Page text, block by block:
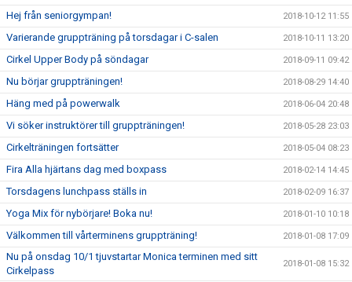
Hej från seniorgympan! 2018-10-12 11:55
Varierande gruppträning på torsdagar i C-salen 2018-10-11 13:20
Cirkel Upper Body på söndagar 2018-09-11 09:42
Nu börjar gruppträningen! 2018-08-29 14:40
Häng med på powerwalk 2018-06-04 20:48
Vi söker instruktörer till gruppträningen! 2018-05-28 23:03
Cirkelträningen fortsätter 2018-05-04 08:23
Fira Alla hjärtans dag med boxpass 2018-02-14 14:45
Torsdagens lunchpass ställs in 2018-02-09 16:37
Yoga Mix för nybörjare! Boka nu! 2018-01-10 10:18
Välkommen till vårterminens gruppträning! 2018-01-08 17:09
Nu på onsdag 10/1 tjuvstartar Monica terminen med sitt
Cirkelpass
2018-01-08 15:32